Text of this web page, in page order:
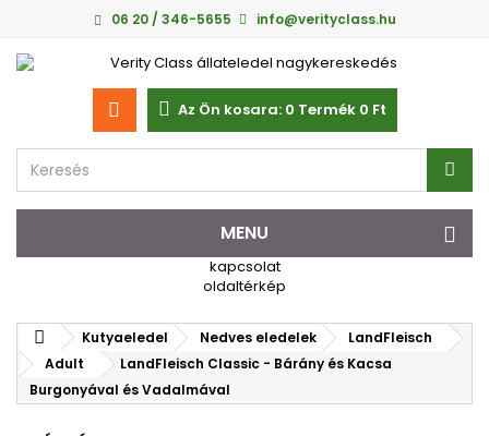
06 20 / 346-5655 info@verityclass.hu
Az Ön kosara: 0 Termék 0 Ft‎
MENU
kapcsolat
oldaltérkép
Kutyaeledel Nedves eledelek
LandFleisch
Adult
LandFleisch Classic - Bárány és Kacsa
Burgonyával és Vadalmával